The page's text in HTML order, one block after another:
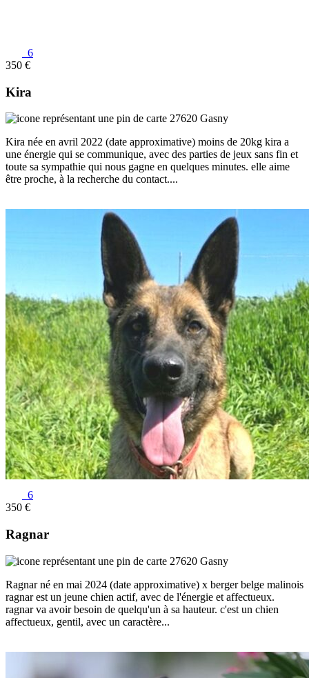
6
350 €
Kira
27620 Gasny
Kira née en avril 2022 (date approximative) moins de 20kg kira a
une énergie qui se communique, avec des parties de jeux sans fin et
toute sa sympathie qui nous gagne en quelques minutes. elle aime
être proche, à la recherche du contact....
6
350 €
Ragnar
27620 Gasny
Ragnar né en mai 2024 (date approximative) x berger belge malinois
ragnar est un jeune chien actif, avec de l'énergie et affectueux.
ragnar va avoir besoin de quelqu'un à sa hauteur. c'est un chien
affectueux, gentil, avec un caractère...